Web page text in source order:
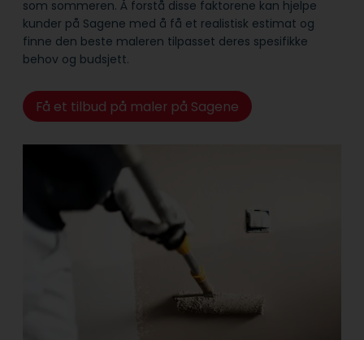
som sommeren. Å forstå disse faktorene kan hjelpe
kunder på Sagene med å få et realistisk estimat og
finne den beste maleren tilpasset deres spesifikke
behov og budsjett.
Få et tilbud på maler på Sagene